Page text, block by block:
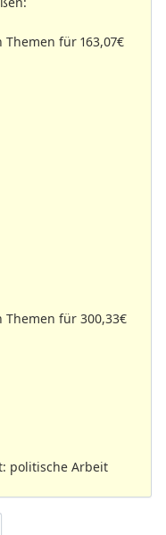
für 163,07€
Themen für 300,33€
politische Arbeit